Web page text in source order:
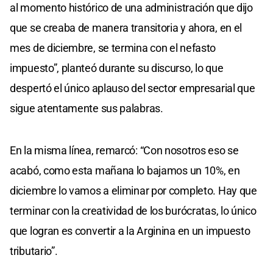
al momento histórico de una administración que dijo
que se creaba de manera transitoria y ahora, en el
mes de diciembre, se termina con el nefasto
impuesto”, planteó durante su discurso, lo que
despertó el único aplauso del sector empresarial que
sigue atentamente sus palabras.
En la misma línea, remarcó: “Con nosotros eso se
acabó, como esta mañana lo bajamos un 10%, en
diciembre lo vamos a eliminar por completo. Hay que
terminar con la creatividad de los burócratas, lo único
que logran es convertir a la Arginina en un impuesto
tributario”.